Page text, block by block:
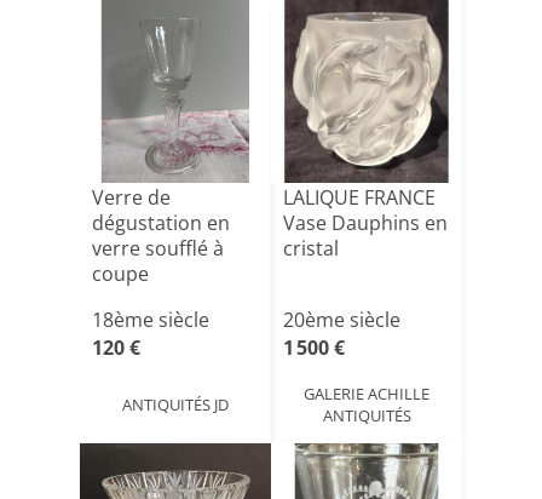
Verre de
dégustation en
verre soufflé à
coupe
jamb[...]
18ème siècle
120 €
ANTIQUITÉS JD
LALIQUE FRANCE
Vase Dauphins en
cristal
20ème siècle
1 500 €
GALERIE ACHILLE
ANTIQUITÉS